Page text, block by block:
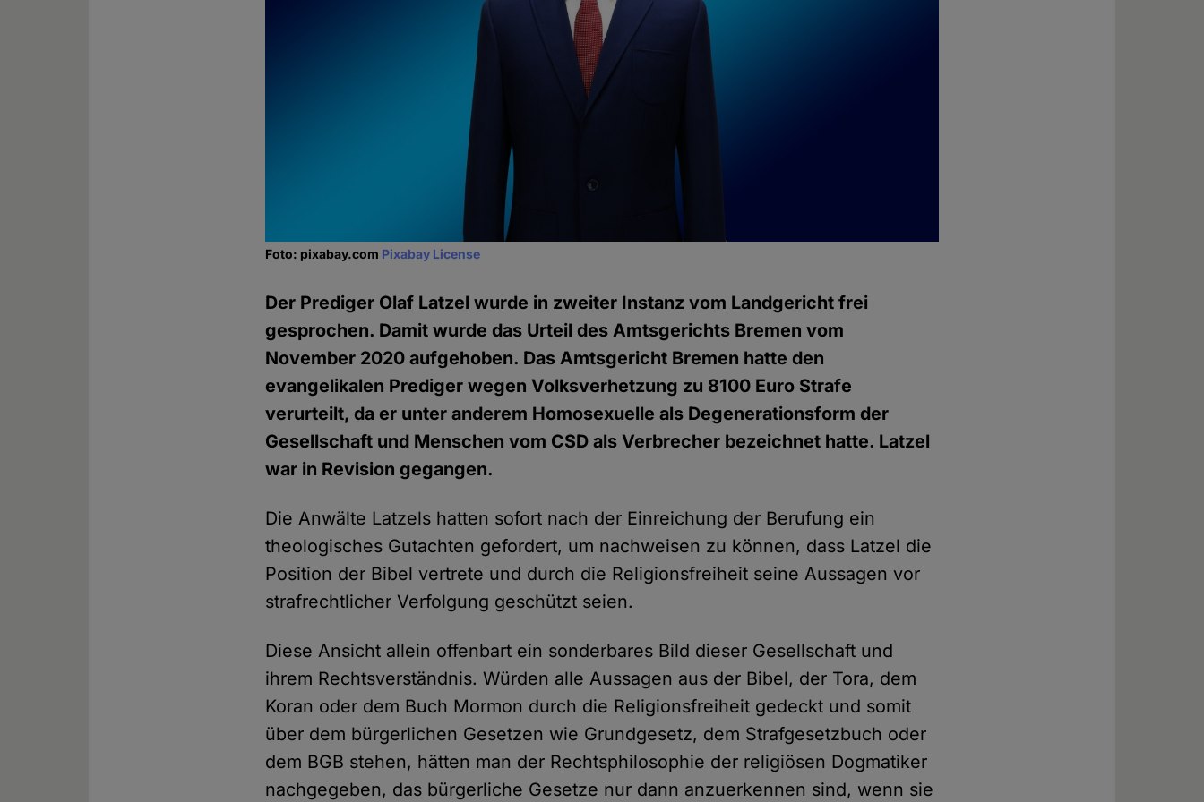
Foto: pixabay.com Pixabay License
Der Prediger Olaf Latzel wurde in zweiter Instanz vom Landgericht frei
gesprochen. Damit wurde das Urteil des Amtsgerichts Bremen vom
November 2020 aufgehoben. Das Amtsgericht Bremen hatte den
evangelikalen Prediger wegen Volksverhetzung zu 8100 Euro Strafe
verurteilt, da er unter anderem Homosexuelle als Degenerationsform der
Gesellschaft und Menschen vom CSD als Verbrecher bezeichnet hatte. Latzel
war in Revision gegangen.
Die Anwälte Latzels hatten sofort nach der Einreichung der Berufung ein
theologisches Gutachten gefordert, um nachweisen zu können, dass Latzel die
Position der Bibel vertrete und durch die Religionsfreiheit seine Aussagen vor
strafrechtlicher Verfolgung geschützt seien.
Diese Ansicht allein offenbart ein sonderbares Bild dieser Gesellschaft und
ihrem Rechtsverständnis. Würden alle Aussagen aus der Bibel, der Tora, dem
Koran oder dem Buch Mormon durch die Religionsfreiheit gedeckt und somit
über dem bürgerlichen Gesetzen wie Grundgesetz, dem Strafgesetzbuch oder
dem BGB stehen, hätten man der Rechtsphilosophie der religiösen Dogmatiker
nachgegeben, das bürgerliche Gesetze nur dann anzuerkennen sind, wenn sie